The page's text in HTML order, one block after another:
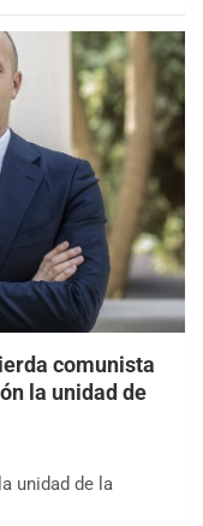
comunista
la unidad de
unidad de la